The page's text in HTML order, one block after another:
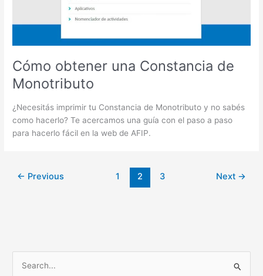
Cómo obtener una Constancia de
Monotributo
¿Necesitás imprimir tu Constancia de Monotributo y no sabés
como hacerlo? Te acercamos una guía con el paso a paso
para hacerlo fácil en la web de AFIP.
← Previous 1 2 3 Next →